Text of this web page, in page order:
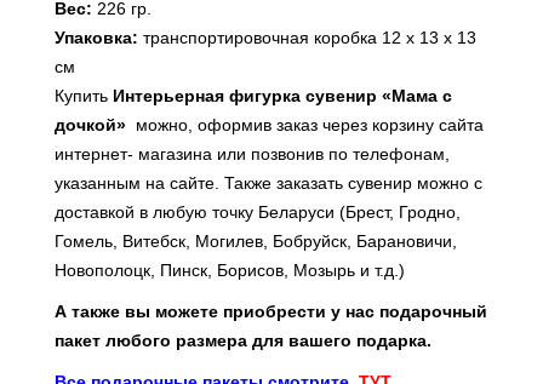
Вес: 226 гр.
Упаковка: транспортировочная коробка 12 х 13 х 13
см
Купить Интерьерная фигурка сувенир «Мама с
дочкой» можно, оформив заказ через корзину сайта
интернет- магазина или позвонив по телефонам,
указанным на сайте. Также заказать сувенир можно с
доставкой в любую точку Беларуси (Брест, Гродно,
Гомель, Витебск, Могилев, Бобруйск, Барановичи,
Новополоцк, Пинск, Борисов, Мозырь и т.д.)
А также вы можете приобрести у нас подарочный
пакет любого размера для вашего подарка.